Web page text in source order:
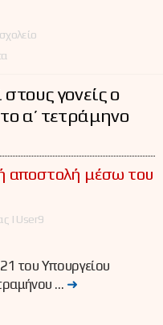
γονείς ο
α’ τετράμηνο
αποστολή μέσω του
| User9
του Υπουργείου
… ➜